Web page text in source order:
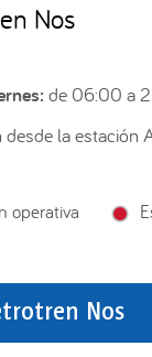
Nos
de 06:00 a
la estación
operativa
Nos